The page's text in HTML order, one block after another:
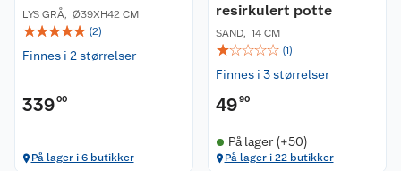
LYS GRÅ, Ø39XH42 CM
☆☆☆☆☆ (2)
Finnes i 2 størrelser
33900
På lager i 6 butikker
resirkulert potte
SAND, 14 CM
☆☆☆☆☆ (1)
Finnes i 3 størrelser
4990
På lager (+50)
På lager i 22 butikker